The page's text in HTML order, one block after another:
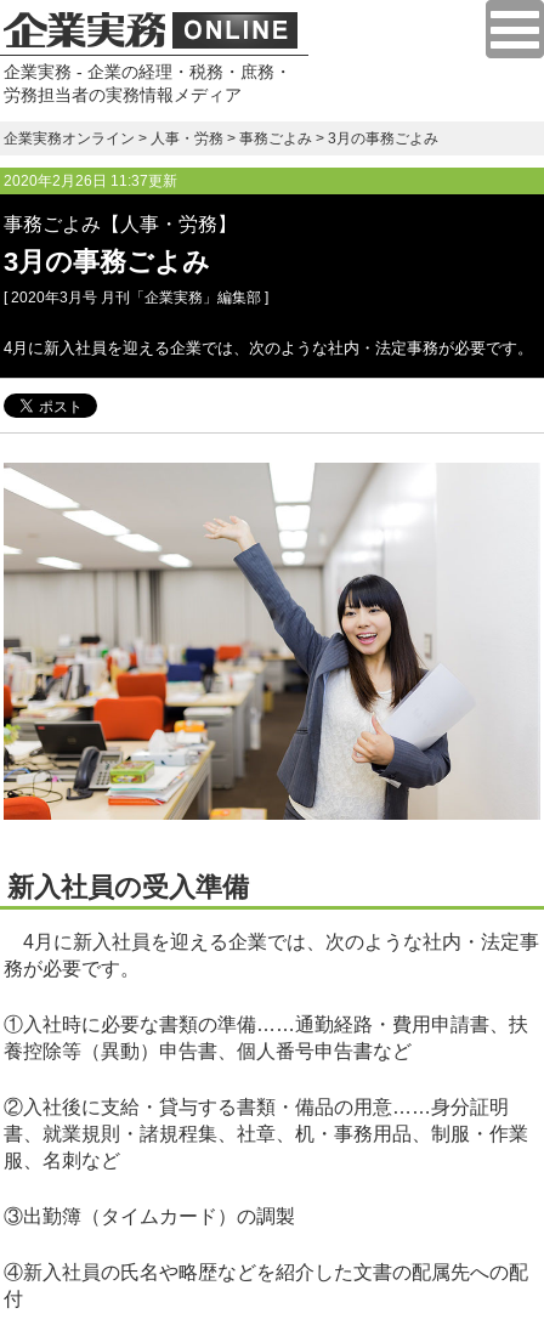
企業実務 - 企業の経理・税務・庶務・
労務担当者の実務情報メディア
企業実務オンライン > 人事・労務 > 事務ごよみ > 3月の事務ごよみ
2020年2月26日 11:37更新
事務ごよみ【人事・労務】
3月の事務ごよみ
[ 2020年3月号 月刊「企業実務」編集部 ]
4月に新入社員を迎える企業では、次のような社内・法定事務が必要です。
新入社員の受入準備
4月に新入社員を迎える企業では、次のような社内・法定事
務が必要です。
①入社時に必要な書類の準備……通勤経路・費用申請書、扶
養控除等（異動）申告書、個人番号申告書など
②入社後に支給・貸与する書類・備品の用意……身分証明
書、就業規則・諸規程集、社章、机・事務用品、制服・作業
服、名刺など
③出勤簿（タイムカード）の調製
④新入社員の氏名や略歴などを紹介した文書の配属先への配
付